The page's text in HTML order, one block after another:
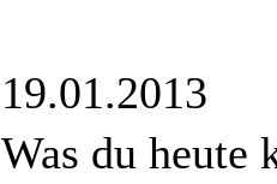
19.01.2013
Was du heute